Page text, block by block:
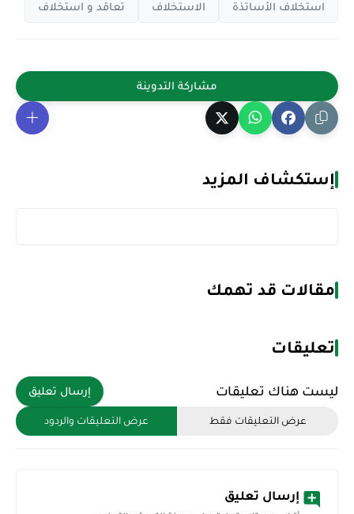
استخلاف الأساتذة الاستخلاف تعاقد و استخلاف
إستكشاف المزيد
مقالات قد تهمك
تعليقات
ليست هناك تعليقات إرسال تعليق
عرض التعليقات فقط عرض التعليقات والردود
إرسال تعليق